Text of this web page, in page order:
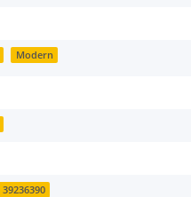
Modern
39236390